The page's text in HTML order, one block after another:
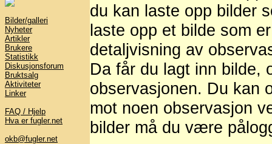
Bilder/galleri
Nyheter
Artikler
Brukere
Statistikk
Diskusjonsforum
Bruktsalg
Aktiviteter
Linker
FAQ / Hjelp
Hva er fugler.net
okb@fugler.net
du kan laste opp bilder
laste opp et bilde som
detaljvisning av
Da får du lagt inn bilde,
observasjonen. Du kan
mot noen observasjon
bilder må du være